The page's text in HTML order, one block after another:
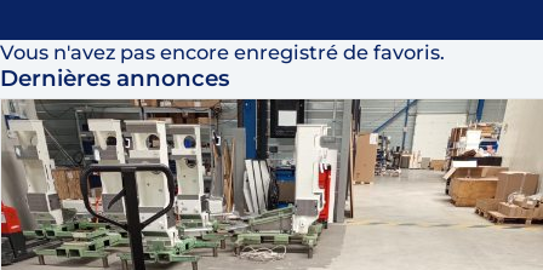
Vous n'avez pas encore enregistré de favoris.
Dernières annonces